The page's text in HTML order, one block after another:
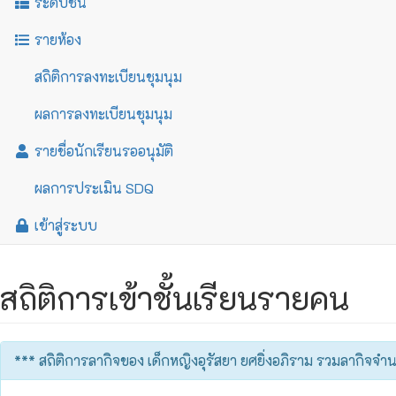
รายห้อง
สถิติการลงทะเบียนชุมนุม
ผลการลงทะเบียนชุมนุม
รายชื่อนักเรียนรออนุมัติ
ผลการประเมิน SDQ
เข้าสู่ระบบ
สถิติการเข้าชั้นเรียนรายคน
*** สถิติการลากิจของ เด็กหญิงอุรัสยา ยศยิ่งอภิราม รวมลากิจจำ